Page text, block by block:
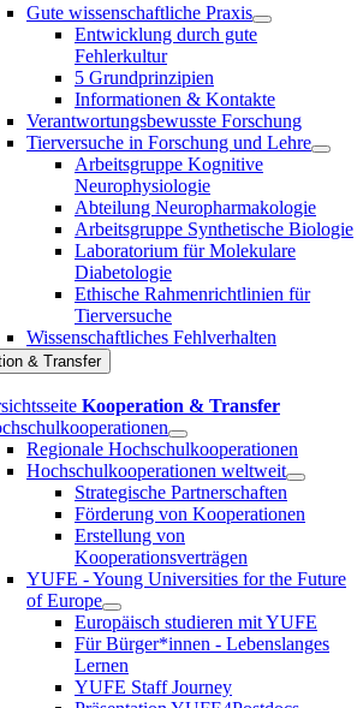
Gute wissenschaftliche Praxis
Entwicklung durch gute
Fehlerkultur
5 Grundprinzipien
Informationen & Kontakte
Verantwortungsbewusste Forschung
Tierversuche in Forschung und Lehre
Arbeitsgruppe Kognitive
Neurophysiologie
Abteilung Neuropharmakologie
Arbeitsgruppe Synthetische Biologie
Laboratorium für Molekulare
Diabetologie
Ethische Rahmenrichtlinien für
Tierversuche
Wissenschaftliches Fehlverhalten
& Transfer
Kooperation & Transfer
Regionale Hochschulkooperationen
Hochschulkooperationen weltweit
Strategische Partnerschaften
Förderung von Kooperationen
Erstellung von
Kooperationsverträgen
YUFE - Young Universities for the Future
of Europe
Europäisch studieren mit YUFE
Für Bürger*innen - Lebenslanges
Lernen
YUFE Staff Journey